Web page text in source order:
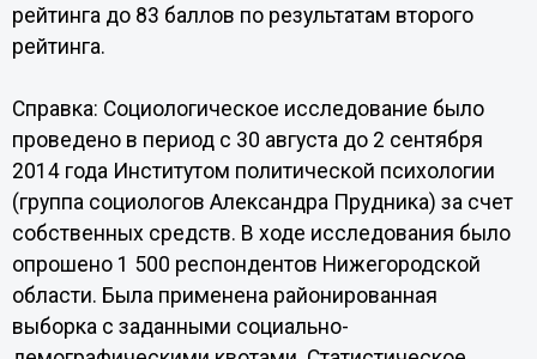
рейтинга до 83 баллов по результатам второго
рейтинга.
Справка: Социологическое исследование было
проведено в период с 30 августа до 2 сентября
2014 года Институтом политической психологии
(группа социологов Александра Прудника) за счет
собственных средств. В ходе исследования было
опрошено 1 500 респондентов Нижегородской
области. Была применена районированная
выборка с заданными социально-